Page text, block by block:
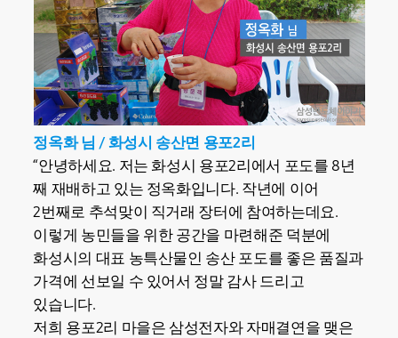
정옥화 님 / 화성시 송산면 용포2리
“안녕하세요. 저는 화성시 용포2리에서 포도를 8년
째 재배하고 있는 정옥화입니다. 작년에 이어
2번째로 추석맞이 직거래 장터에 참여하는데요.
이렇게 농민들을 위한 공간을 마련해준 덕분에
화성시의 대표 농특산물인 송산 포도를 좋은 품질과
가격에 선보일 수 있어서 정말 감사 드리고
있습니다.
저희 용포2리 마을은 삼성전자와 자매결연을 맺은